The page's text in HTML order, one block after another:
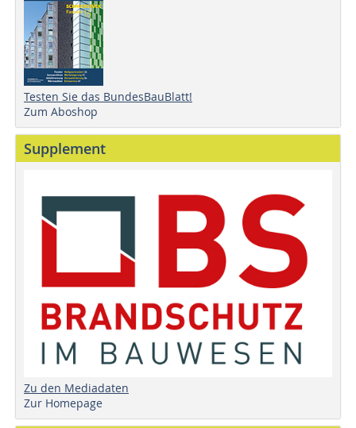
Testen Sie das BundesBauBlatt!
Zum Aboshop
Supplement
Zu den Mediadaten
Zur Homepage